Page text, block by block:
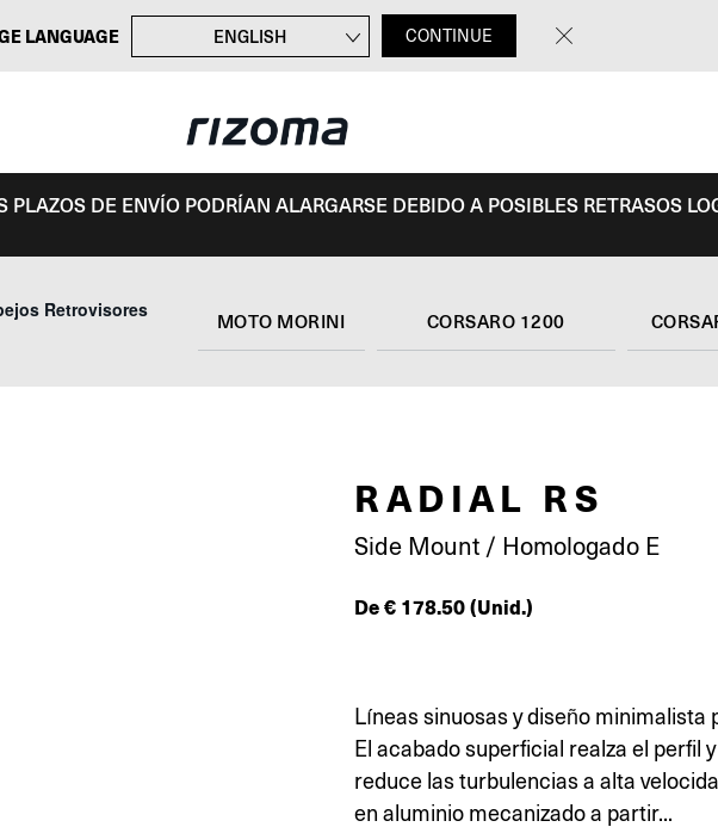
LANGUAGE
ENGLISH
DEUTSCH
CONTINUE
PLAZOS DE ENVÍO PODRÍAN ALARGARSE DEBIDO A POSIBLES RETRASOS
Retrovisores MOTO MORINI CORSARO 1200
RADIAL RS
Side Mount / Homologado E
De€ 178.50(Unid.)
Líneas sinuosas y diseño minimalista
El acabado superficial realza el perfil
reduce las turbulencias a alta
en aluminio mecanizado a partir...